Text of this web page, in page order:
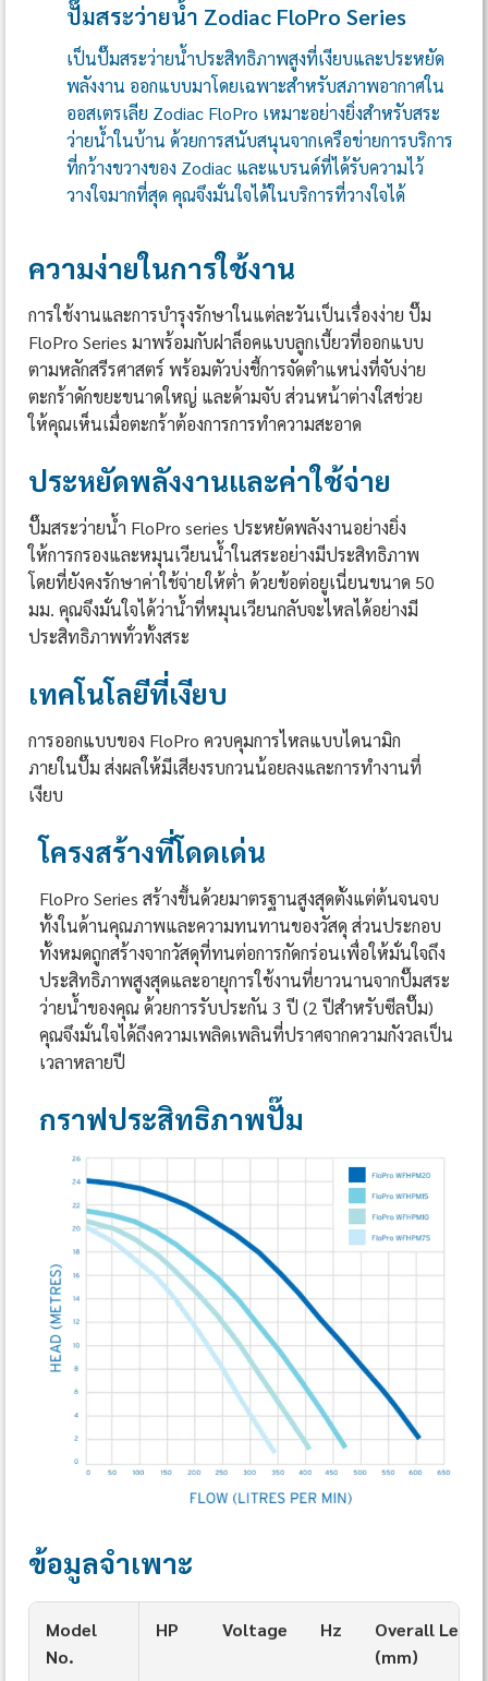
ปั๊มสระว่ายน้ำ Zodiac FloPro Series
เป็นปั๊มสระว่ายน้ำประสิทธิภาพสูงที่เงียบและประหยัด
พลังงาน ออกแบบมาโดยเฉพาะสำหรับสภาพอากาศใน
ออสเตรเลีย Zodiac FloPro เหมาะอย่างยิ่งสำหรับสระ
ว่ายน้ำในบ้าน ด้วยการสนับสนุนจากเครือข่ายการบริการ
ที่กว้างขวางของ Zodiac และแบรนด์ที่ได้รับความไว้
วางใจมากที่สุด คุณจึงมั่นใจได้ในบริการที่วางใจได้
ความง่ายในการใช้งาน
การใช้งานและการบำรุงรักษาในแต่ละวันเป็นเรื่องง่าย ปั๊ม
FloPro Series มาพร้อมกับฝาล็อคแบบลูกเบี้ยวที่ออกแบบ
ตามหลักสรีรศาสตร์ พร้อมตัวบ่งชี้การจัดตำแหน่งที่จับง่าย
ตะกร้าดักขยะขนาดใหญ่ และด้ามจับ ส่วนหน้าต่างใสช่วย
ให้คุณเห็นเมื่อตะกร้าต้องการการทำความสะอาด
ประหยัดพลังงานและค่าใช้จ่าย
ปั๊มสระว่ายน้ำ FloPro series ประหยัดพลังงานอย่างยิ่ง
ให้การกรองและหมุนเวียนน้ำในสระอย่างมีประสิทธิภาพ
โดยที่ยังคงรักษาค่าใช้จ่ายให้ต่ำ ด้วยข้อต่อยูเนี่ยนขนาด 50
มม. คุณจึงมั่นใจได้ว่าน้ำที่หมุนเวียนกลับจะไหลได้อย่างมี
ประสิทธิภาพทั่วทั้งสระ
เทคโนโลยีที่เงียบ
การออกแบบของ FloPro ควบคุมการไหลแบบไดนามิก
ภายในปั๊ม ส่งผลให้มีเสียงรบกวนน้อยลงและการทำงานที่
เงียบ
โครงสร้างที่โดดเด่น
FloPro Series สร้างขึ้นด้วยมาตรฐานสูงสุดตั้งแต่ต้นจนจบ
ทั้งในด้านคุณภาพและความทนทานของวัสดุ ส่วนประกอบ
ทั้งหมดถูกสร้างจากวัสดุที่ทนต่อการกัดกร่อนเพื่อให้มั่นใจถึง
ประสิทธิภาพสูงสุดและอายุการใช้งานที่ยาวนานจากปั๊มสระ
ว่ายน้ำของคุณ ด้วยการรับประกัน 3 ปี (2 ปีสำหรับซีลปั๊ม)
คุณจึงมั่นใจได้ถึงความเพลิดเพลินที่ปราศจากความกังวลเป็น
เวลาหลายปี
กราฟประสิทธิภาพปั๊ม
ข้อมูลจำเพาะ
Model
No.
HP Voltage Hz
Overall
(mm)